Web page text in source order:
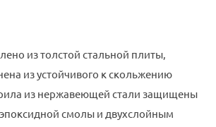
из толстой стальной плиты,
из устойчивого к скольжению
из нержавеющей стали защищены
эпоксидной смолы и двухслойным